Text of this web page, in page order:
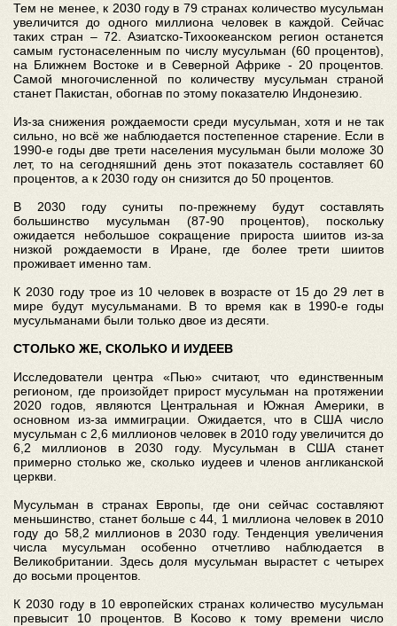
Тем не менее, к 2030 году в 79 странах количество мусульман
увеличится до одного миллиона человек в каждой. Сейчас
таких стран – 72. Азиатско-Тихоокеанском регион останется
самым густонаселенным по числу мусульман (60 процентов),
на Ближнем Востоке и в Северной Африке - 20 процентов.
Самой многочисленной по количеству мусульман страной
станет Пакистан, обогнав по этому показателю Индонезию.
Из-за снижения рождаемости среди мусульман, хотя и не так
сильно, но всё же наблюдается постепенное старение. Если в
1990-е годы две трети населения мусульман были моложе 30
лет, то на сегодняшний день этот показатель составляет 60
процентов, а к 2030 году он снизится до 50 процентов.
В 2030 году суниты по-прежнему будут составлять
большинство мусульман (87-90 процентов), поскольку
ожидается небольшое сокращение прироста шиитов из-за
низкой рождаемости в Иране, где более трети шиитов
проживает именно там.
К 2030 году трое из 10 человек в возрасте от 15 до 29 лет в
мире будут мусульманами. В то время как в 1990-е годы
мусульманами были только двое из десяти.
СТОЛЬКО ЖЕ, СКОЛЬКО И ИУДЕЕВ
Исследователи центра «Пью» считают, что единственным
регионом, где произойдет прирост мусульман на протяжении
2020 годов, являются Центральная и Южная Америки, в
основном из-за иммиграции. Ожидается, что в США число
мусульман с 2,6 миллионов человек в 2010 году увеличится до
6,2 миллионов в 2030 году. Мусульман в США станет
примерно столько же, сколько иудеев и членов англиканской
церкви.
Мусульман в странах Европы, где они сейчас составляют
меньшинство, станет больше с 44, 1 миллиона человек в 2010
году до 58,2 миллионов в 2030 году. Тенденция увеличения
числа мусульман особенно отчетливо наблюдается в
Великобритании. Здесь доля мусульман вырастет с четырех
до восьми процентов.
К 2030 году в 10 европейских странах количество мусульман
превысит 10 процентов. В Косово к тому времени число